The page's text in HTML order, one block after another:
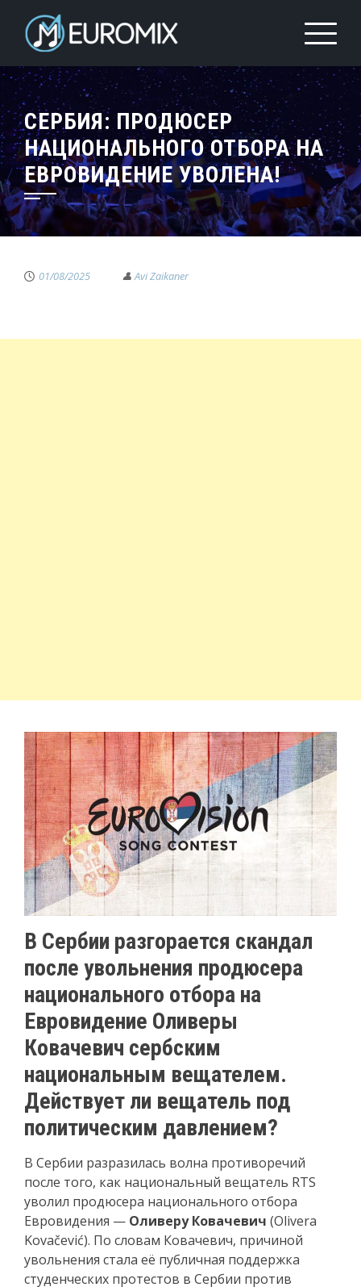
СЕРБИЯ: ПРОДЮСЕР
НАЦИОНАЛЬНОГО ОТБОРА НА
ЕВРОВИДЕНИЕ УВОЛЕНА!
01/08/2025
В Сербии разгорается скандал
после увольнения продюсера
национального отбора на
Евровидение Оливеры
Ковачевич сербским
национальным вещателем.
Действует ли вещатель под
политическим давлением?
В Сербии разразилась волна противоречий
после того, как национальный вещатель RTS
уволил продюсера национального отбора
Евровидения — Оливеру Ковачевич (Olivera
Kovačević). По словам Ковачевич, причиной
увольнения стала её публичная поддержка
студенческих протестов в Сербии против